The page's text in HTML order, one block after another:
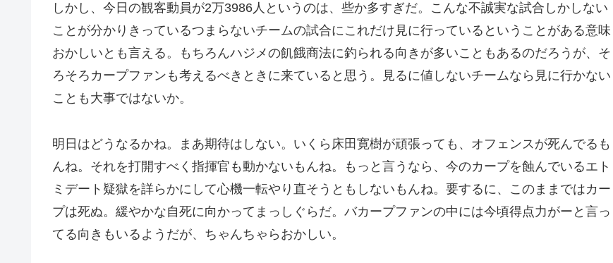
しかし、今日の観客動員が2万3986人というのは、些か多すぎだ。こんな不誠実な試合しかしない
ことが分かりきっているつまらないチームの試合にこれだけ見に行っているということがある意味
おかしいとも言える。もちろんハジメの飢餓商法に釣られる向きが多いこともあるのだろうが、そ
ろそろカープファンも考えるべきときに来ていると思う。見るに値しないチームなら見に行かない
ことも大事ではないか。
明日はどうなるかね。まあ期待はしない。いくら床田寛樹が頑張っても、オフェンスが死んでるも
んね。それを打開すべく指揮官も動かないもんね。もっと言うなら、今のカープを蝕んでいるエト
ミデート疑獄を詳らかにして心機一転やり直そうともしないもんね。要するに、このままではカー
プは死ぬ。緩やかな自死に向かってまっしぐらだ。バカープファンの中には今頃得点力がーと言っ
てる向きもいるようだが、ちゃんちゃらおかしい。